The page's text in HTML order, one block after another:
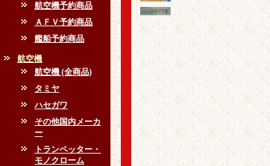
航空機予約商品
ＡＦＶ予約商品
艦船予約商品
航空機
航空機 (全商品)
タミヤ
ハセガワ
その他国内メーカ
ー
トランペッター・
モノクローム